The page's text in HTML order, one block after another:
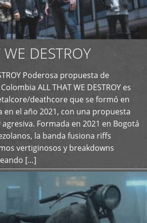
DESTROY
Poderosa propuesta de
ALL THAT WE DESTROY es
deathcore que se formó en
en el año 2021, con una propuesta
Formada en 2021 en Bogotá
la banda fusiona riffs
vertiginosos y breakdowns
[…]
+